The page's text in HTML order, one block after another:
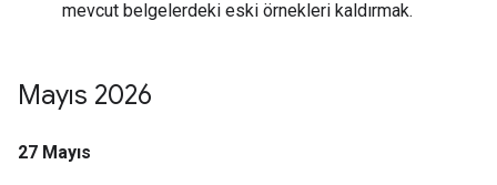
mevcut belgelerdeki eski örnekleri kaldırmak.
Mayıs 2026
27 Mayıs